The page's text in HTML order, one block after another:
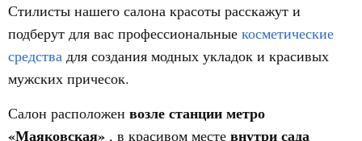
Стилисты нашего салона красоты расскажут и
подберут для вас профессиональные косметические
средства для создания модных укладок и красивых
мужских причесок.
Салон расположен возле станции метро
«Маяковская» , в красивом месте внутри сада